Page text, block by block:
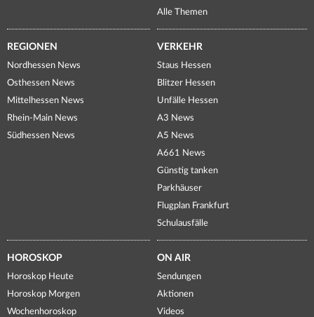
Alle Themen
REGIONEN
Nordhessen News
Osthessen News
Mittelhessen News
Rhein-Main News
Südhessen News
VERKEHR
Staus Hessen
Blitzer Hessen
Unfälle Hessen
A3 News
A5 News
A661 News
Günstig tanken
Parkhäuser
Flugplan Frankfurt
Schulausfälle
HOROSKOP
Horoskop Heute
Horoskop Morgen
Wochenhoroskop
ON AIR
Sendungen
Aktionen
Videos